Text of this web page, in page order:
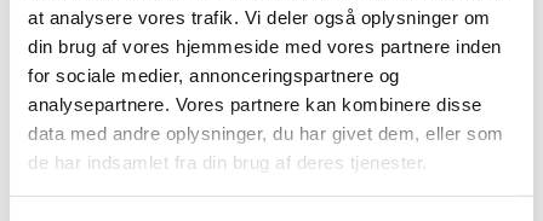
at analysere vores trafik. Vi deler også oplysninger om
din brug af vores hjemmeside med vores partnere inden
for sociale medier, annonceringspartnere og
analysepartnere. Vores partnere kan kombinere disse
data med andre oplysninger, du har givet dem, eller som
de har indsamlet fra din brug af deres tjenester.
Efter måltidet, ca. kl. 18.15, går vi op i kirken, hvor der er
genfortælling af en af de store historier fra Bibelen. Vi
synger også et par sange eller salmer og beder Fadervor, og
vi slutter senest 18.45.
Arrangementet kræver ingen tilmelding - det er blot at møde